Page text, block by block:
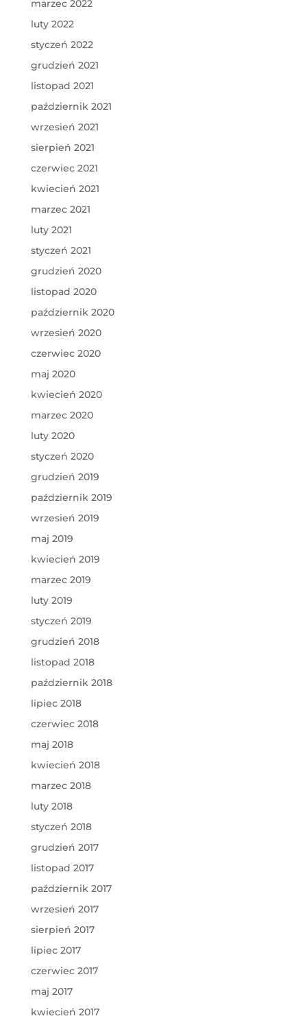
marzec 2022
luty 2022
styczeń 2022
grudzień 2021
listopad 2021
październik 2021
wrzesień 2021
sierpień 2021
czerwiec 2021
kwiecień 2021
marzec 2021
luty 2021
styczeń 2021
grudzień 2020
listopad 2020
październik 2020
wrzesień 2020
czerwiec 2020
maj 2020
kwiecień 2020
marzec 2020
luty 2020
styczeń 2020
grudzień 2019
październik 2019
wrzesień 2019
maj 2019
kwiecień 2019
marzec 2019
luty 2019
styczeń 2019
grudzień 2018
listopad 2018
październik 2018
lipiec 2018
czerwiec 2018
maj 2018
kwiecień 2018
marzec 2018
luty 2018
styczeń 2018
grudzień 2017
listopad 2017
październik 2017
wrzesień 2017
sierpień 2017
lipiec 2017
czerwiec 2017
maj 2017
kwiecień 2017